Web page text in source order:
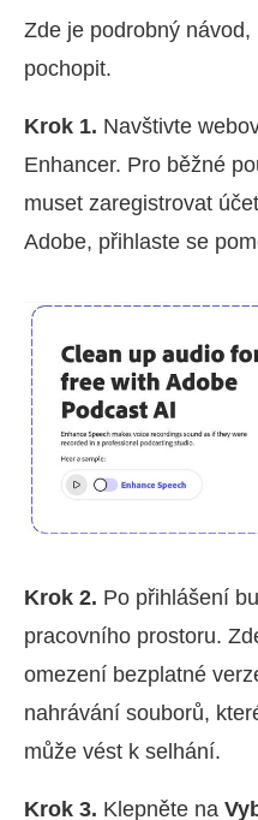
Zde je podrobný
pochopit.
Krok 1. Navštivte
Enhancer. Pro běžné
muset zaregistrovat
Adobe, přihlaste se
Krok 2. Po přihlášení
pracovního prostoru.
omezení bezplatné
nahrávání souborů,
může vést k selhání.
Krok 3. Klepněte na